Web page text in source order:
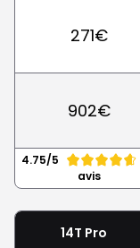
271€
902€
4.75/5
avis
14T Pro